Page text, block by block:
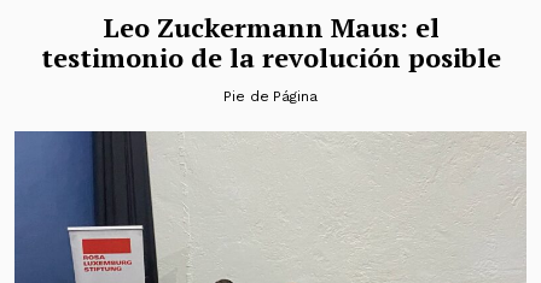
Leo Zuckermann Maus: el
testimonio de la revolución posible
Pie de Página